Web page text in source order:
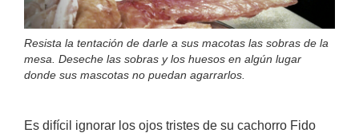
Resista la tentación de darle a sus macotas las sobras de la
mesa. Deseche las sobras y los huesos en algún lugar
donde sus mascotas no puedan agarrarlos.
Es difícil ignorar los ojos tristes de su cachorro Fido